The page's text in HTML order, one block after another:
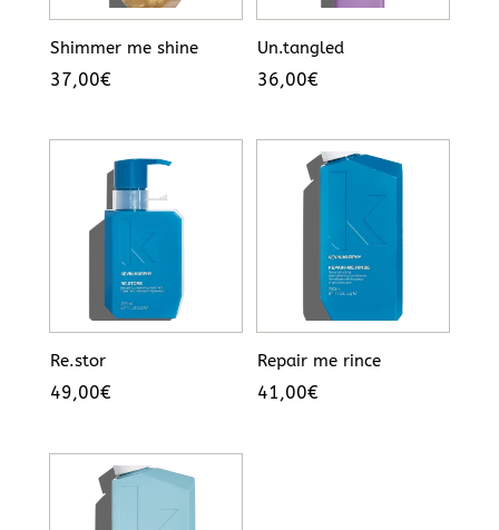
Shimmer me shine
37,00€
Un.tangled
36,00€
Re.stor
49,00€
Repair me rince
41,00€